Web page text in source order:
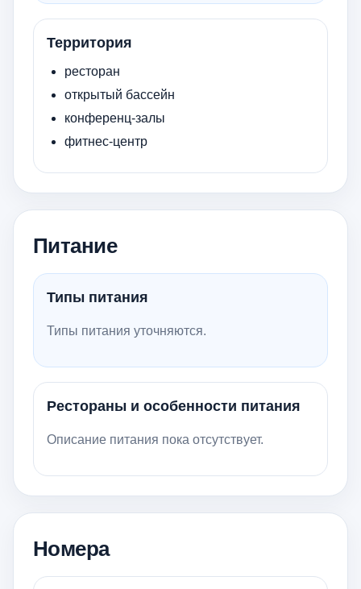
Территория
ресторан
открытый бассейн
конференц-залы
фитнес-центр
Питание
Типы питания
Типы питания уточняются.
Рестораны и особенности питания
Описание питания пока отсутствует.
Номера